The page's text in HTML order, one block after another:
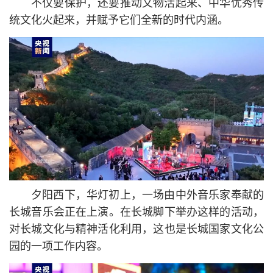
不仅要保护，还要推动文物活起来、中华优秀传
统文化火起来，并赋予它们全新的时代内涵。
夕阳西下，华灯初上，一场由中外音乐家奉献的
长城音乐会正在上演。在长城脚下举办这样的活动，
对长城文化与精神活化利用，这也是长城国家文化公
园的一项工作内容。